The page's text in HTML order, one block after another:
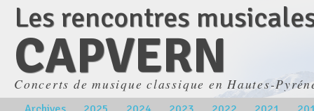
Les rencontres
CAPVERN
Concerts de musique classique en Hautes-